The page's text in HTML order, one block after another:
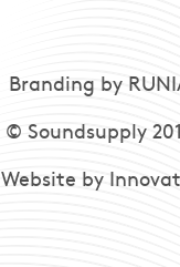
Branding by
© Soundsupply
Website by